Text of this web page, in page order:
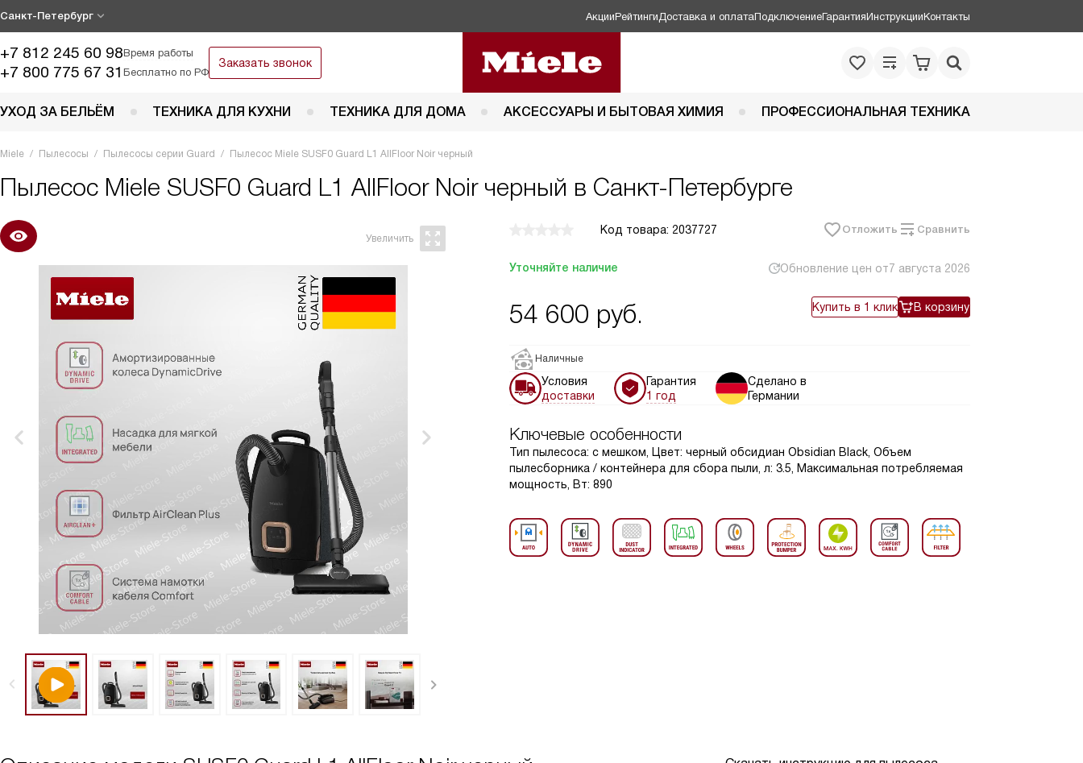
Санкт-Петербург АкцииРейтинги Доставка и оплатаПодключениеГарантияИнструкцииКонтакты
+7 812 245 60 98Время работы
+7 800 775 67 31 Бесплатно по РФ
Заказать звонок
УХОД ЗА БЕЛЬЁМ ТЕХНИКА ДЛЯ КУХНИ ТЕХНИКА ДЛЯ ДОМА АКСЕССУАРЫ И БЫТОВАЯ ХИМИЯ ПРОФЕССИОНАЛЬНАЯ ТЕХНИКА
Miele Пылесосы Пылесосы серии Guard Пылесос Miele SUSF0 Guard L1 AllFloor Noir черный
Пылесос Miele SUSF0 Guard L1 AllFloor Noir черный в Санкт-Петербурге
Код товара: 2037727 Отложить Сравнить
Уточняйте наличие Обновление цен от7 августа 2026
54 600 руб. Купить в 1 клик В корзину
Наличные
Условия
доставки
Гарантия
1 год
Сделано в
Германии
Ключевые особенности
Тип пылесоса: с мешком, Цвет: черный обсидиан Obsidian Black, Объем
пылесборника / контейнера для сбора пыли, л: 3.5, Максимальная потребляемая
мощность, Вт: 890